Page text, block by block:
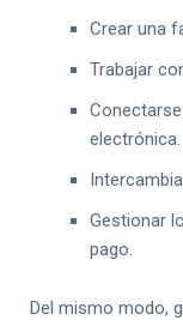
Crear una
Trabajar
electrónica.
Gestionar
pago.
Del mismo modo,